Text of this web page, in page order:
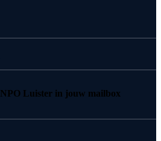
Luister in jouw mailbox